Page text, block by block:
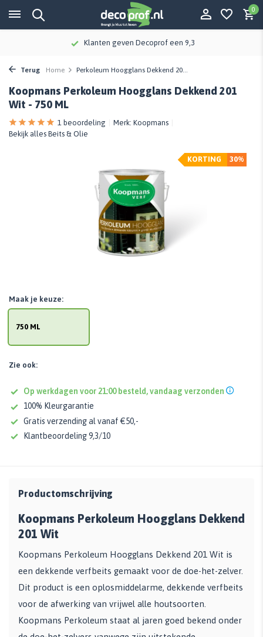
0
Klanten geven Decoprof een 9,3
Terug Home Perkoleum Hoogglans Dekkend 20...
Koopmans Perkoleum Hoogglans Dekkend 201
Wit - 750 ML
1 beoordeling Merk: Koopmans
Bekijk alles Beits & Olie
30%
KORTING
750 ML
Maak je keuze:
Zie ook:
Op werkdagen voor 21:00 besteld, vandaag verzonden
100% Kleurgarantie
Gratis verzending al vanaf €50,-
Klantbeoordeling 9,3/10
Productomschrijving
Koopmans Perkoleum Hoogglans Dekkend
201 Wit
Koopmans Perkoleum Hoogglans Dekkend 201 Wit is
een dekkende verfbeits gemaakt voor de doe-het-zelver.
Dit product is een oplosmiddelarme, dekkende verfbeits
voor de afwerking van vrijwel alle houtsoorten.
Koopmans Perkoleum staat al jaren goed bekend onder